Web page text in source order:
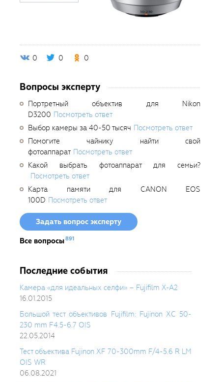
0 0 0
Вопросы эксперту
Портретный объектив для Nikon
D3200 Посмотреть ответ
Выбор камеры за 40-50 тысяч Посмотреть ответ
Помогите чайнику найти свой
фотоаппарат Посмотреть ответ
Какой выбрать фотоаппарат для семьи?
Посмотреть ответ
Карта памяти для CANON EOS
100D Посмотреть ответ
Задать вопрос эксперту
Все вопросы891
Последние события
Камера «для идеальных селфи» – Fujifilm X-A2
16.01.2015
Большой тест объективов Fujifilm: Fujinon XС 50-
230 mm F4.5-6.7 OIS
22.05.2014
Тест объектива Fujinon XF 70-300mm F/4-5.6 R LM
OIS WR
06.08.2021